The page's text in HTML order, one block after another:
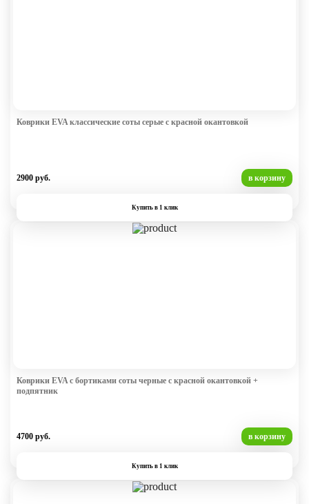
Коврики EVA классические соты серые с красной окантовкой
2900 руб. в корзину
Купить в 1 клик
Коврики EVA с бортиками соты черные с красной окантовкой +
подпятник
4700 руб. в корзину
Купить в 1 клик